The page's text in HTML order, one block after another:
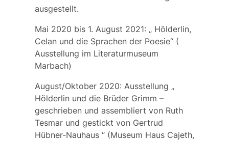
ausgestellt.
Mai 2020 bis 1. August 2021: „ Hölderlin,
Celan und die Sprachen der Poesie“(
Ausstellung im Literaturmuseum
Marbach)
August/Oktober 2020: Ausstellung „
Hölderlin und die Brüder Grimm –
geschrieben und assembliert von Ruth
Tesmar und gestickt von Gertrud
Hübner-Nauhaus“ (Museum Haus Cajeth,